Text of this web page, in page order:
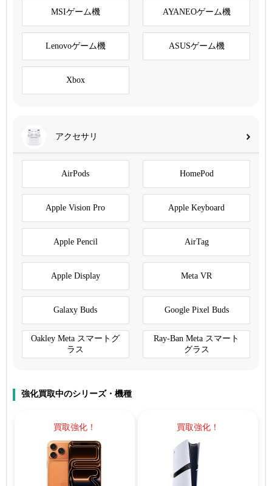
MSIゲーム機 AYANEOゲーム機
Lenovoゲーム機 ASUSゲーム機
Xbox
アクセサリ
AirPods HomePod
Apple Vision Pro Apple Keyboard
Apple Pencil AirTag
Apple Display Meta VR
Galaxy Buds Google Pixel Buds
Oakley Meta スマートグ
ラス
Ray-Ban Meta スマート
グラス
強化買取中のシリーズ・機種
買取強化！ 買取強化！